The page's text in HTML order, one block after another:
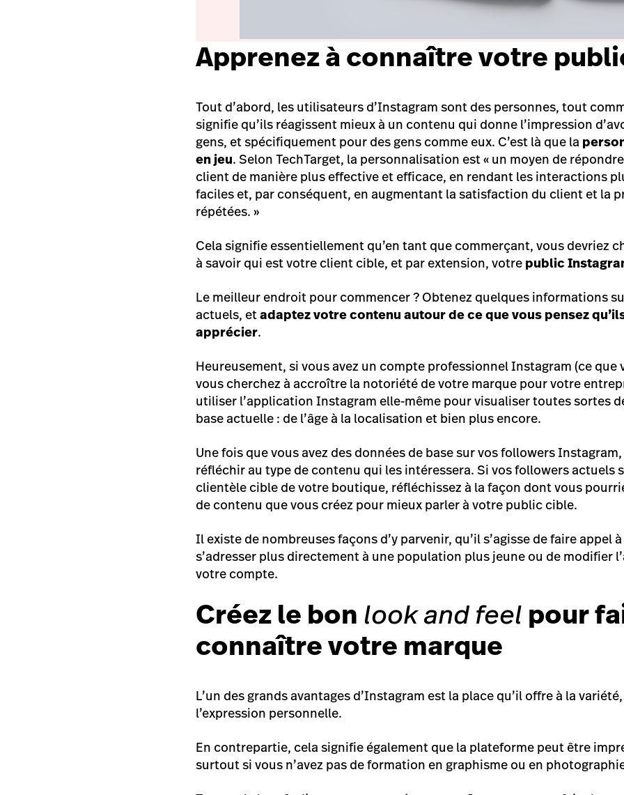
Apprenez à connaître votre
Tout d’abord, les utilisateurs d’Instagram sont des personnes, tout
signifie qu’ils réagissent mieux à un contenu qui donne l’impression
gens, et spécifiquement pour des gens comme eux. C’est là que la
en jeu. Selon TechTarget, la personnalisation est « un moyen de
client de manière plus effective et efficace, en rendant les interactions
faciles et, par conséquent, en augmentant la satisfaction du client et la
répétées. »
Cela signifie essentiellement qu’en tant que commerçant, vous devriez
à savoir qui est votre client cible, et par extension, votre public
Le meilleur endroit pour commencer ? Obtenez quelques informations
actuels, etadaptez votre contenu autour de ce que vous pensez
apprécier.
Heureusement, si vous avez un compte professionnel Instagram (ce que
vous cherchez à accroître la notoriété de votre marque pour votre
utiliser l’application Instagram elle-même pour visualiser toutes sortes
base actuelle : de l’âge à la localisation et bien plus encore.
Une fois que vous avez des données de base sur vos followers
réfléchir au type de contenu qui les intéressera. Si vos followers actuels
clientèle cible de votre boutique, réfléchissez à la façon dont vous
de contenu que vous créez pour mieux parler à votre public cible.
Il existe de nombreuses façons d’y parvenir, qu’il s’agisse de faire appel
s’adresser plus directement à une population plus jeune ou de modifier
votre compte.
Créez le bon look and feel pour
connaître votre marque
L’un des grands avantages d’Instagram est la place qu’il offre à la
l’expression personnelle.
En contrepartie, cela signifie également que la plateforme peut être
surtout si vous n’avez pas de formation en graphisme ou en